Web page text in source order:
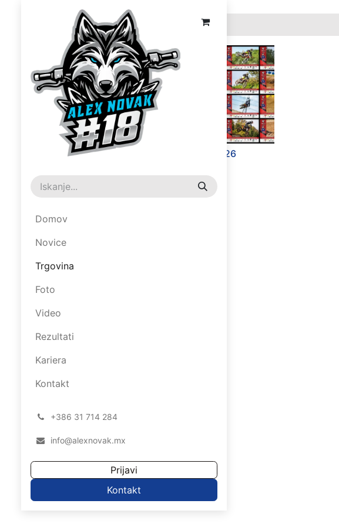
Domov
Novice
Trgovina
Foto
Video
Rezultati
Kariera
Kontakt
+386 31 714 284
info@alexnovak.mx
Prijavi
Kontakt
Koledar 2026